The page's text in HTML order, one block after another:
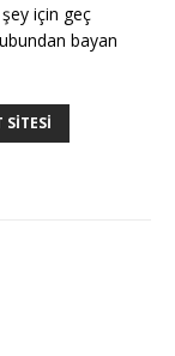
için geç
bayan
SITESI